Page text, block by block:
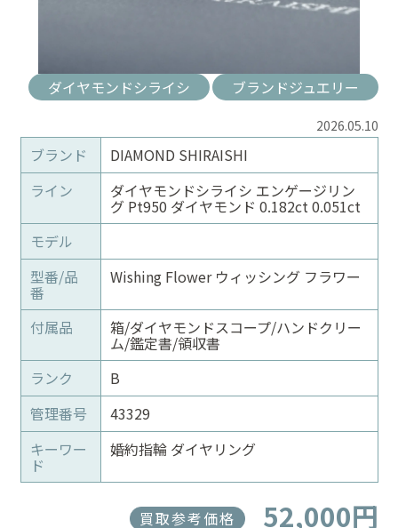
ダイヤモンドシライシ ブランドジュエリー
2026.05.10
ブランド
DIAMOND SHIRAISHI
ライン
ダイヤモンドシライシ エンゲージリン
グ Pt950 ダイヤモンド 0.182ct 0.051ct
モデル
型番/品
番
Wishing Flower ウィッシング フラワー
付属品 箱/ダイヤモンドスコープ/ハンドクリー
ム/鑑定書/領収書
ランク
B
管理番号
43329
キーワー
ド
婚約指輪 ダイヤリング
買取参考価格 52,000円